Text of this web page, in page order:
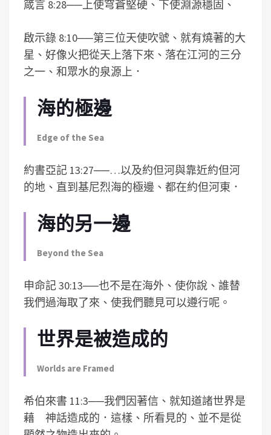
箴言 8:28──上使穹蒼堅硬、下使淵源穩固、
啟示錄 8:10──第三位天使吹號、就有燒著的大
星、好像火把從天上落下來、落在江河的三分
之一、和眾水的泉源上．
海的極邊
Edge of the Sea
約書亞記 13:27──…以及約但河與靠近約但河
的地、直到基尼烈海的極邊、都在約但河東．
海的另一邊
Beyond the Sea
申命記 30:13──也不是在海外、使你說、誰替
我們過海取了來、使我們聽見可以遵行呢。
世界是被造成的
Worlds are Framed
希伯來書 11:3──我們因著信、就知道諸世界是
藉 神話造成的．這樣、所看見的、並不是從